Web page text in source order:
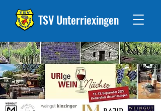
TSV Unterriexingen